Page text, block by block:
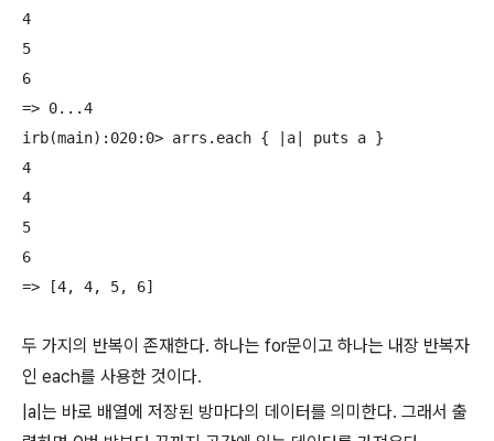
4
5
6
=> 0...4
irb(main):020:0> arrs.each { |a| puts a }
4
4
5
6
두 가지의 반복이 존재한다. 하나는 for문이고 하나는 내장 반복자
인 each를 사용한 것이다.
|a|는 바로 배열에 저장된 방마다의 데이터를 의미한다. 그래서 출